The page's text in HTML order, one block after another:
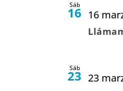
Sáb
16 16
Sáb
23 23